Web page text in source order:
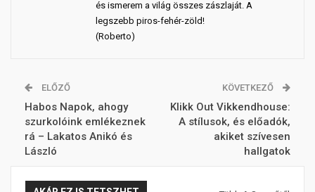
és ismerem a világ összes zászlaját. A
legszebb piros-fehér-zöld!
(Roberto)
ELŐZŐ
Habos Napok, ahogy
szurkolóink emlékeznek
rá – Lakatos Anikó és
László
KÖVETKEZŐ
Klikk Out Vikkendhouse:
A stílusok, és előadók,
akiket szívesen
hallgatok